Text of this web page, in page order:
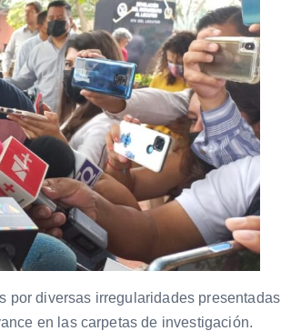
por diversas irregularidades presentadas
en las carpetas de investigación.